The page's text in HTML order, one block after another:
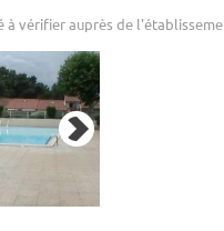
à vérifier auprès de